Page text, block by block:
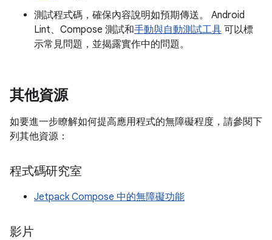
測試程式碼，確保內容說明如預期傳送。 Android
Lint、Compose 測試和手動與自動測試工具 可以標
示常見問題，並揭露實作中的問題。
其他資源
如要進一步瞭解如何提高應用程式的無障礙程度，請參閱下
列其他資源：
程式碼研究室
Jetpack Compose 中的無障礙功能
影片